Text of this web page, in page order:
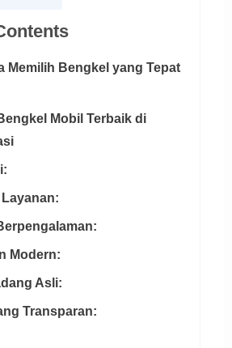
Memilih Bengkel yang Tepat
Mobil Terbaik di
Modern:
Asli:
Transparan: